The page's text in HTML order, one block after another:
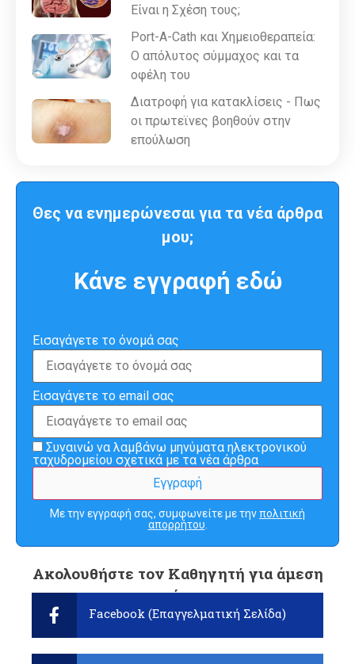
Είναι η Σχέση τους;
Port-A-Cath και Χημειοθεραπεία:
Ο απόλυτος σύμμαχος και τα
οφέλη του
Διατροφή για κατακλίσεις - Πως
οι πρωτεϊνες βοηθούν στην
επούλωση
Θες να ενημερώνεσαι για τα νέα άρθρα
μου;
Κάνε εγγραφή εδώ
Εισαγάγετε το όνομά σας
Εισαγάγετε το email σας
Συναινώ να λαμβάνω μηνύματα ηλεκτρονικού
ταχυδρομείου σχετικά με τα νέα άρθρα
Με την εγγραφή σας, συμφωνείτε με τηνπολιτική
απορρήτου
Ακολουθήστε τον Καθηγητή για άμεση
ενημέρωση:
Facebook (Επαγγελματική Σελίδα)